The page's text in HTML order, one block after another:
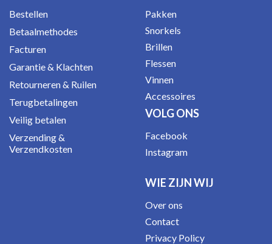
Bestellen
Betaalmethodes
Facturen
Garantie & Klachten
Retourneren & Ruilen
Terugbetalingen
Veilig betalen
Verzending &
Verzendkosten
Pakken
Snorkels
Brillen
Flessen
Vinnen
Accessoires
VOLG ONS
Facebook
Instagram
WIE ZIJN WIJ
Over ons
Contact
Privacy Policy